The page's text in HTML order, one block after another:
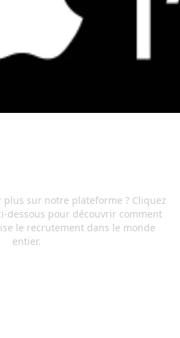
plus sur notre plateforme ? Cliquez
dessous pour découvrir comment
le recrutement dans le monde
entier.